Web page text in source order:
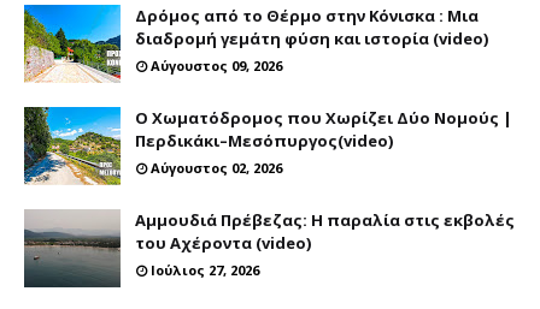
Δρόμος από το Θέρμο στην Κόνισκα : Μια
διαδρομή γεμάτη φύση και ιστορία (video)
Αύγουστος 09, 2026
Ο Χωματόδρομος που Χωρίζει Δύο Νομούς |
Περδικάκι–Μεσόπυργος(video)
Αύγουστος 02, 2026
Αμμουδιά Πρέβεζας: Η παραλία στις εκβολές
του Αχέροντα (video)
Ιούλιος 27, 2026